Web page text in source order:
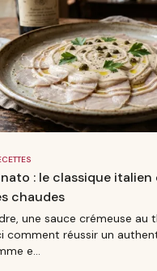
: le classique italien
chaudes
une sauce crémeuse au
comment réussir un
e...